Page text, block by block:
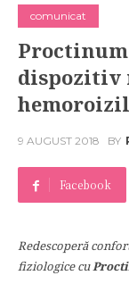
comunicat
dispozitiv
9 AUGUST 2018 BY
Facebook
Redescoperă
fiziologice cu